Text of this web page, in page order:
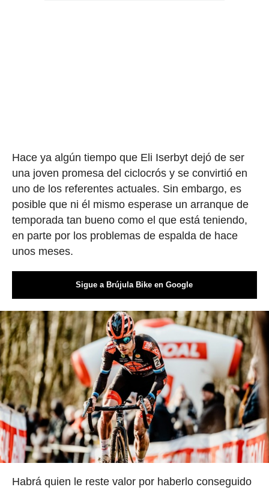
Hace ya algún tiempo que Eli Iserbyt dejó de ser
una joven promesa del ciclocrós y se convirtió en
uno de los referentes actuales. Sin embargo, es
posible que ni él mismo esperase un arranque de
temporada tan bueno como el que está teniendo,
en parte por los problemas de espalda de hace
unos meses.
Sigue a Brújula Bike en Google
Habrá quien le reste valor por haberlo conseguido